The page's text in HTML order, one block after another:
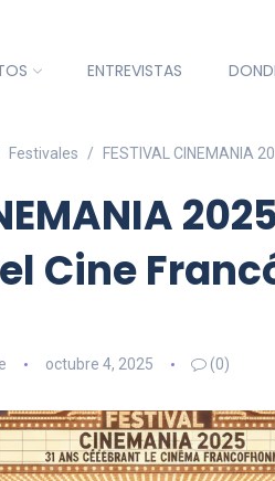
ENTREVISTAS
Festivales FESTIVAL CINEMANIA
Cine
octubre 4, 2025 (0)